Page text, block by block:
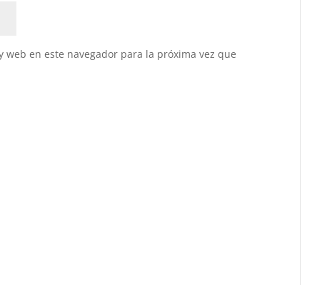
en este navegador para la próxima vez que